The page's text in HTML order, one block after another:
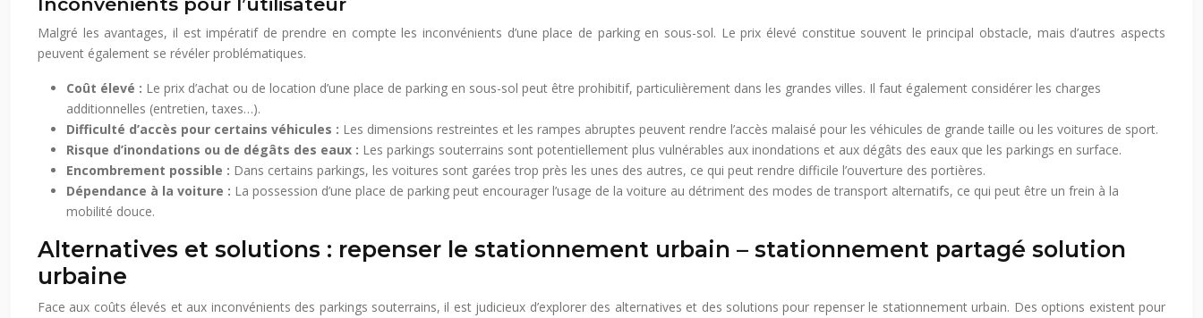
Malgré les avantages, il est impératif de prendre en compte les inconvénients d’une place de parking en sous-sol. Le prix élevé constitue souvent le principal obstacle, mais d’autres aspects
peuvent également se révéler problématiques.
Coût élevé : Le prix d’achat ou de location d’une place de parking en sous-sol peut être prohibitif, particulièrement dans les grandes villes. Il faut également considérer les charges
additionnelles (entretien, taxes…).
Difficulté d’accès pour certains véhicules : Les dimensions restreintes et les rampes abruptes peuvent rendre l’accès malaisé pour les véhicules de grande taille ou les voitures de sport.
Risque d’inondations ou de dégâts des eaux : Les parkings souterrains sont potentiellement plus vulnérables aux inondations et aux dégâts des eaux que les parkings en surface.
Encombrement possible : Dans certains parkings, les voitures sont garées trop près les unes des autres, ce qui peut rendre difficile l’ouverture des portières.
Dépendance à la voiture : La possession d’une place de parking peut encourager l’usage de la voiture au détriment des modes de transport alternatifs, ce qui peut être un frein à la
mobilité douce.
Alternatives et solutions : repenser le stationnement urbain – stationnement partagé solution
urbaine
Face aux coûts élevés et aux inconvénients des parkings souterrains, il est judicieux d’explorer des alternatives et des solutions pour repenser le stationnement urbain. Des options existent pour